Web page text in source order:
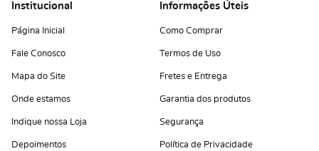
Institucional
Página Inicial
Fale Conosco
Mapa do Site
Onde estamos
Indique nossa Loja
Depoimentos
Informações Úteis
Como Comprar
Termos de Uso
Fretes e Entrega
Garantia dos produtos
Segurança
Política de Privacidade